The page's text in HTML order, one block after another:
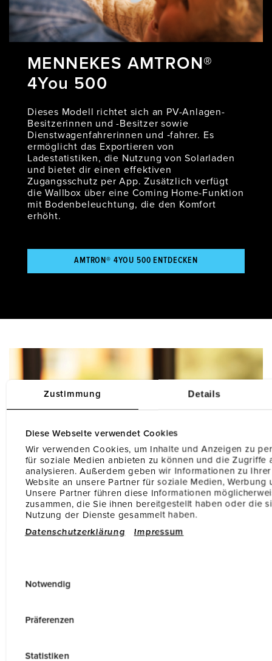
Zustimmung Details
Diese Webseite verwendet Cookies
Wir verwenden Cookies, um Inhalte und Anzeigen zu
für soziale Medien anbieten zu können und die Zugriffe
analysieren. Außerdem geben wir Informationen zu
Website an unsere Partner für soziale Medien, Werbung
Unsere Partner führen diese Informationen
zusammen, die Sie ihnen bereitgestellt haben oder die
Nutzung der Dienste gesammelt haben.
Datenschutzerklärung
Impressum
Notwendig
Präferenzen
Statistiken
MENNEKES AMTRON®
4You 500
Dieses Modell richtet sich an PV-Anlagen-
Besitzerinnen und -Besitzer sowie
Dienstwagenfahrerinnen und ‑fahrer. Es
ermöglicht das Exportieren von
Ladestatistiken, die Nutzung von Solarladen
und bietet dir einen effektiven
Zugangsschutz per App. Zusätzlich verfügt
die Wallbox über eine Coming Home-Funktion
mit Bodenbeleuchtung, die den Komfort
erhöht.
AMTRON® 4YOU 500 ENTDECKEN
Wallbox